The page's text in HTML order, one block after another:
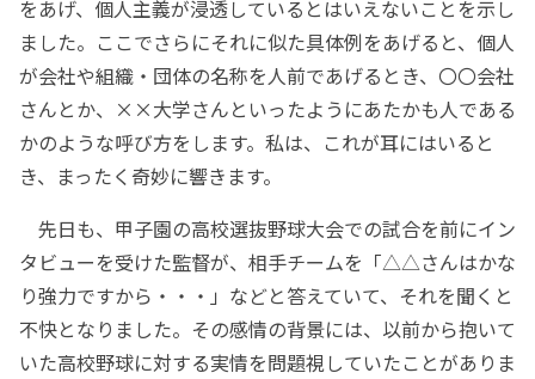
をあげ、個人主義が浸透しているとはいえないことを示し
ました。ここでさらにそれに似た具体例をあげると、個人
が会社や組織・団体の名称を人前であげるとき、〇〇会社
さんとか、××大学さんといったようにあたかも人である
かのような呼び方をします。私は、これが耳にはいると
き、まったく奇妙に響きます。
先日も、甲子園の高校選抜野球大会での試合を前にイン
タビューを受けた監督が、相手チームを「△△さんはかな
り強力ですから・・・」などと答えていて、それを聞くと
不快となりました。その感情の背景には、以前から抱いて
いた高校野球に対する実情を問題視していたことがありま